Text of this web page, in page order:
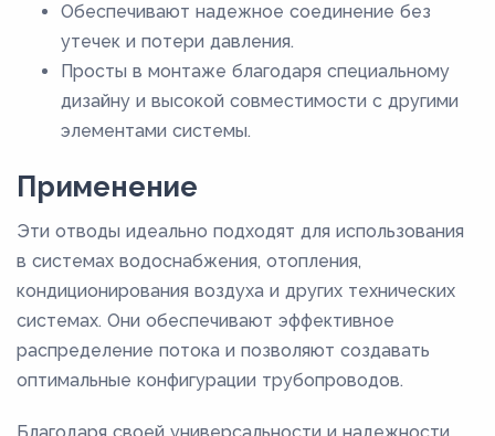
Обеспечивают надежное соединение без
утечек и потери давления.
Просты в монтаже благодаря специальному
дизайну и высокой совместимости с другими
элементами системы.
Применение
Эти отводы идеально подходят для использования
в системах водоснабжения, отопления,
кондиционирования воздуха и других технических
системах. Они обеспечивают эффективное
распределение потока и позволяют создавать
оптимальные конфигурации трубопроводов.